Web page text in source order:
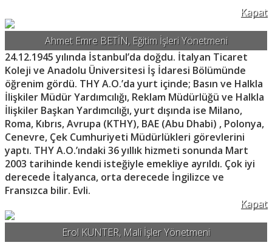
Kapat
Ahmet Emre BETİN, Eğitim İşleri Yönetmeni
24.12.1945 yılında İstanbul’da doğdu. İtalyan Ticaret
Koleji ve Anadolu Üniversitesi İş İdaresi Bölümünde
öğrenim gördü. THY A.O.’da yurt içinde; Basın ve Halkla
İlişkiler Müdür Yardımcılığı, Reklam Müdürlüğü ve Halkla
İlişkiler Başkan Yardımcılığı, yurt dışında ise Milano,
Roma, Kıbrıs, Avrupa (KTHY), BAE (Abu Dhabi) , Polonya,
Cenevre, Çek Cumhuriyeti Müdürlükleri görevlerini
yaptı. THY A.O.’ındaki 36 yıllık hizmeti sonunda Mart
2003 tarihinde kendi isteğiyle emekliye ayrıldı. Çok iyi
derecede İtalyanca, orta derecede İngilizce ve
Fransızca bilir. Evli.
Kapat
Erol KUNTER, Mali İşler Yönetmeni